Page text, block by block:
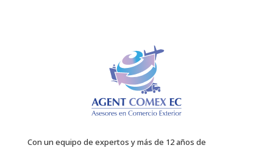
Con un equipo de expertos y más de 12 años de